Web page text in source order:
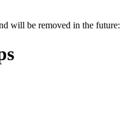
will be removed in the